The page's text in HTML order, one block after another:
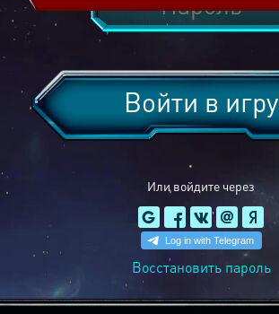
Или войдите через
Войти в игру
Восстановить пароль